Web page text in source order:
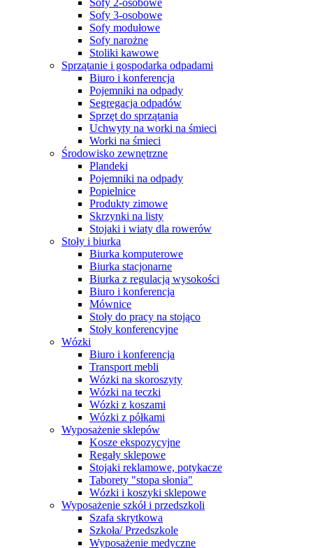
Sofy 3-osobowe
Sofy modułowe
Sofy narożne
Stoliki kawowe
Sprzątanie i gospodarka odpadami
Biuro i konferencja
Pojemniki na odpady
Segregacja odpadów
Sprzęt do sprzątania
Uchwyty na worki na śmieci
Worki na śmieci
Środowisko zewnętrzne
Plandeki
Pojemniki na odpady
Popielnice
Produkty zimowe
Skrzynki na listy
Stojaki i wiaty dla rowerów
Stoły i biurka
Biurka komputerowe
Biurka stacjonarne
Biurka z regulacją wysokości
Biuro i konferencja
Mównice
Stoły do pracy na stojąco
Stoły konferencyjne
Wózki
Biuro i konferencja
Transport mebli
Wózki na skoroszyty
Wózki na teczki
Wózki z koszami
Wózki z półkami
Wyposażenie sklepów
Kosze ekspozycyjne
Regały sklepowe
Stojaki reklamowe, potykacze
Taborety "stopa słonia"
Wózki i koszyki sklepowe
Wyposażenie szkół i przedszkoli
Szafa skrytkowa
Szkoła/ Przedszkole
Wyposażenie medyczne